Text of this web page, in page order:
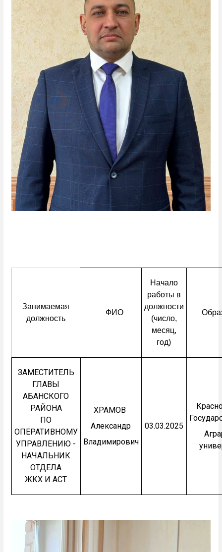
Занимаемая
должность
ФИО
Начало
работы в
должности
(число,
месяц,
год)
ЗАМЕСТИТЕЛЬ
ГЛАВЫ
АБАНСКОГО
РАЙОНА
ПО
ОПЕРАТИВНОМУ
УПРАВЛЕНИЮ -
НАЧАЛЬНИК
ОТДЕЛА
ЖКХ И АСТ
ХРАМОВ
Александр
Владимирович
03.03.2025